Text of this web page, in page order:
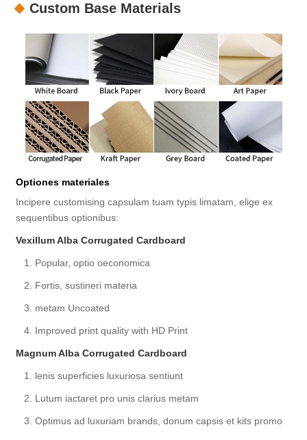
Custom Base Materials
Optiones materiales
Incipere customising capsulam tuam typis limatam, elige ex
sequentibus optionibus:
Vexillum Alba Corrugated Cardboard
1. Popular, optio oeconomica
2. Fortis, sustineri materia
3. metam Uncoated
4. Improved print quality with HD Print
Magnum Alba Corrugated Cardboard
1. lenis superficies luxuriosa sentiunt
2. Lutum iactaret pro unis clarius metam
3. Optimus ad luxuriam brands, donum capsis et kits promo